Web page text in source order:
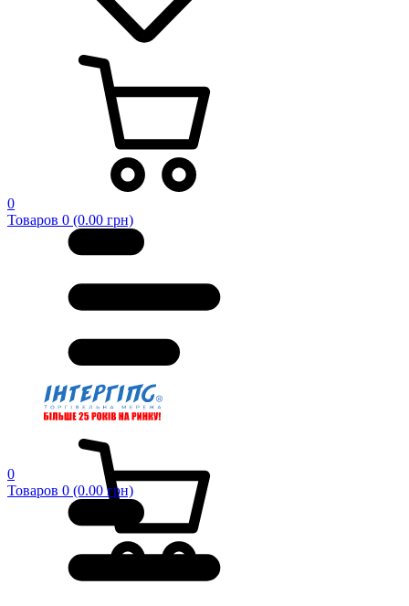
0
Товаров 0 (0.00 грн)
0
Товаров 0 (0.00 грн)